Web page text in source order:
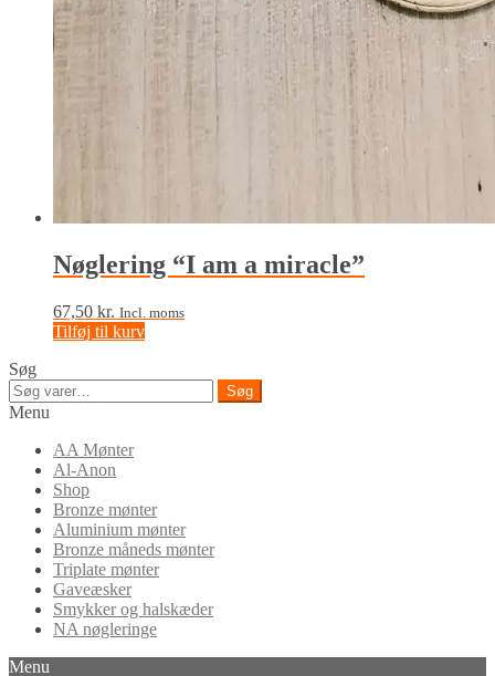
Nøglering “I am a miracle”
67,50 kr. Incl. moms
Tilføj til kurv
Søg
Søg
efter:
Søg
Menu
AA Mønter
Al-Anon
Shop
Bronze mønter
Aluminium mønter
Bronze måneds mønter
Triplate mønter
Gaveæsker
Smykker og halskæder
NA nøgleringe
Menu